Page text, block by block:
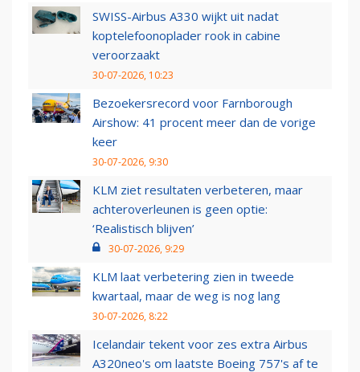
SWISS-Airbus A330 wijkt uit nadat
koptelefoonoplader rook in cabine
veroorzaakt
30-07-2026, 10:23
Bezoekersrecord voor Farnborough
Airshow: 41 procent meer dan de vorige
keer
30-07-2026, 9:30
KLM ziet resultaten verbeteren, maar
achteroverleunen is geen optie:
‘Realistisch blijven’
30-07-2026, 9:29
KLM laat verbetering zien in tweede
kwartaal, maar de weg is nog lang
30-07-2026, 8:22
Icelandair tekent voor zes extra Airbus
A320neo's om laatste Boeing 757's af te